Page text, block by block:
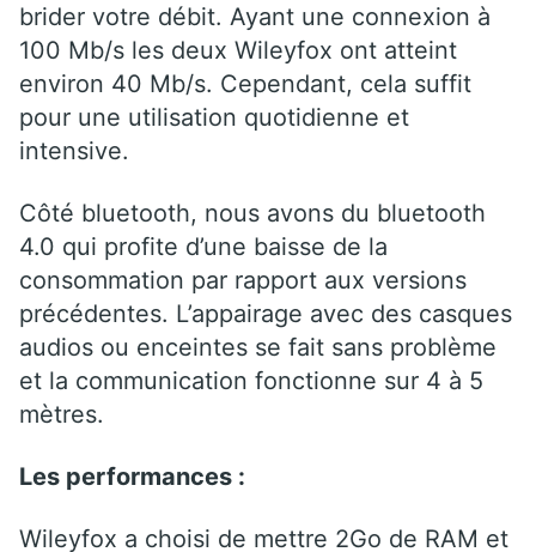
brider votre débit. Ayant une connexion à
100 Mb/s les deux Wileyfox ont atteint
environ 40 Mb/s. Cependant, cela suffit
pour une utilisation quotidienne et
intensive.
Côté bluetooth, nous avons du bluetooth
4.0 qui profite d’une baisse de la
consommation par rapport aux versions
précédentes. L’appairage avec des casques
audios ou enceintes se fait sans problème
et la communication fonctionne sur 4 à 5
mètres.
Les performances :
Wileyfox a choisi de mettre 2Go de RAM et